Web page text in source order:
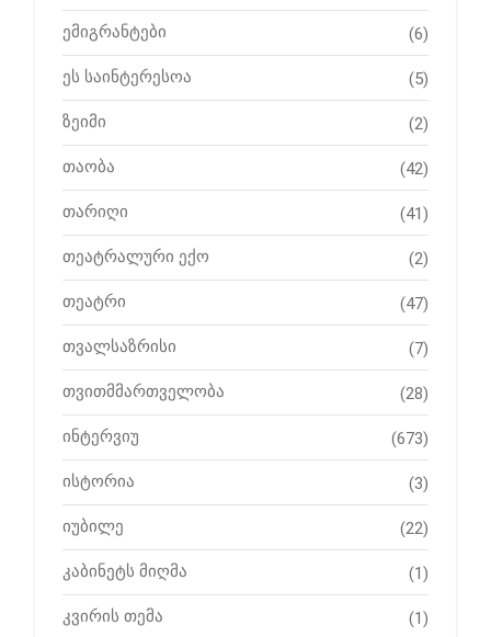
ემიგრანტები (6)
ეს საინტერესოა (5)
ზეიმი (2)
თაობა (42)
თარიღი (41)
თეატრალური ექო (2)
თეატრი (47)
თვალსაზრისი (7)
თვითმმართველობა (28)
ინტერვიუ (673)
ისტორია (3)
იუბილე (22)
კაბინეტს მიღმა (1)
კვირის თემა (1)